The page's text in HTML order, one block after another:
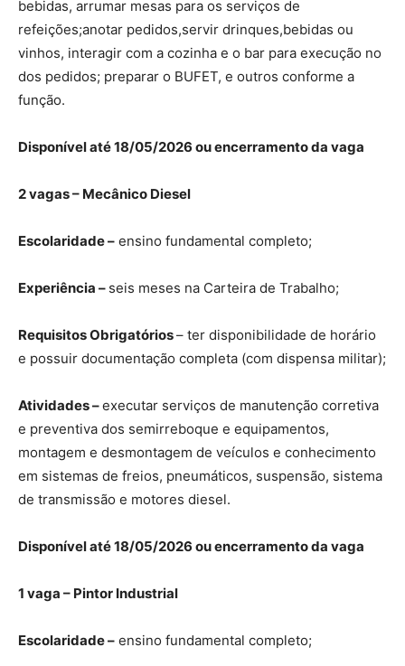
bebidas, arrumar mesas para os serviços de
refeições;anotar pedidos,servir drinques,bebidas ou
vinhos, interagir com a cozinha e o bar para execução no
dos pedidos; preparar o BUFET, e outros conforme a
função.
Disponível até 18/05/2026 ou encerramento da vaga
2 vagas – Mecânico Diesel
Escolaridade – ensino fundamental completo;
Experiência – seis meses na Carteira de Trabalho;
Requisitos Obrigatórios– ter disponibilidade de horário
e possuir documentação completa (com dispensa militar);
Atividades –executar serviços de manutenção corretiva
e preventiva dos semirreboque e equipamentos,
montagem e desmontagem de veículos e conhecimento
em sistemas de freios, pneumáticos, suspensão, sistema
de transmissão e motores diesel.
Disponível até 18/05/2026 ou encerramento da vaga
1 vaga – Pintor Industrial
Escolaridade – ensino fundamental completo;